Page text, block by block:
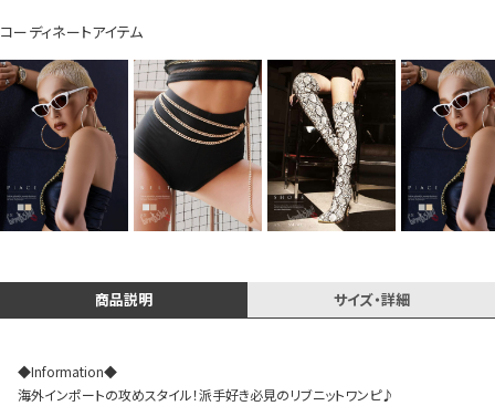
コーディネートアイテム
商品説明 サイズ・詳細
◆Information◆
海外インポートの攻めスタイル！派手好き必見のリブニットワンピ♪